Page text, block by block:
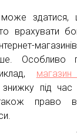
здатися,
врахувати
Особливо
магазин
під час
право